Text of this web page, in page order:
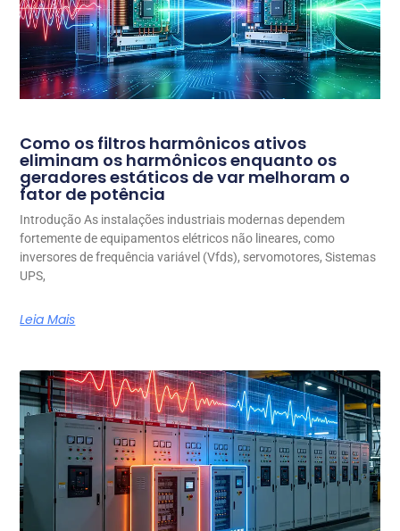
Como os filtros harmônicos ativos
eliminam os harmônicos enquanto os
geradores estáticos de var melhoram o
fator de potência
Introdução As instalações industriais modernas dependem
fortemente de equipamentos elétricos não lineares, como
inversores de frequência variável (Vfds), servomotores, Sistemas
UPS,
Leia Mais